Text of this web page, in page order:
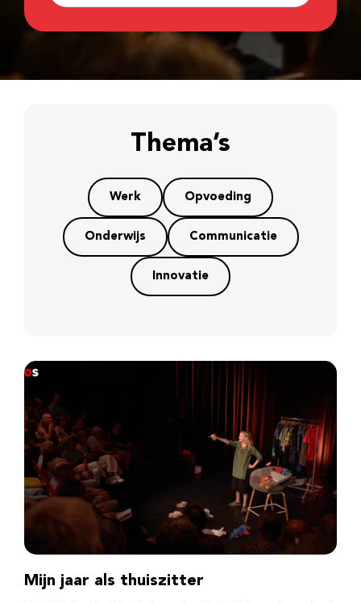
Thema’s
Werk Opvoeding
Onderwijs Communicatie
Innovatie
Mijn jaar als thuiszitter